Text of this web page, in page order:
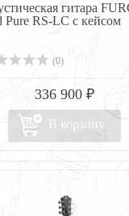
гитара
Pure RS-LC с кейсом
(0)
336 900 ₽
В корзину